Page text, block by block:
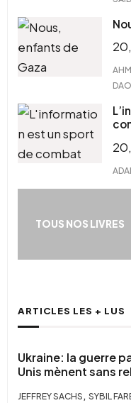
TOUS NOS LIVRES
ARTICLES LES + LUS
Ukraine: la guerre
Unis mènent sans
JEFFREY SACHS , SYBIL